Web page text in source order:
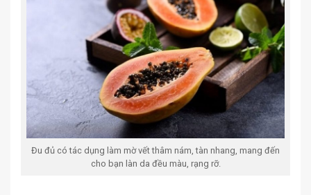
Đu đủ có tác dụng làm mờ vết thâm nám, tàn nhang, mang đến
cho bạn làn da đều màu, rạng rỡ.